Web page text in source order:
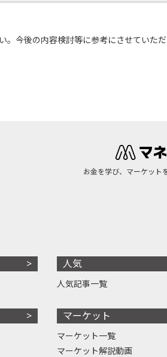
今後の内容検討等に参考にさせていただ
お金を学び、マーケット
人気
人気記事一覧
マーケット
マーケット一覧
マーケット解説動画